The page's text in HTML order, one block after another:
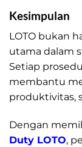
Kesimpulan
LOTO bukan
utama dalam
Setiap
membantu
produktivitas,
Dengan
Duty LOTO,